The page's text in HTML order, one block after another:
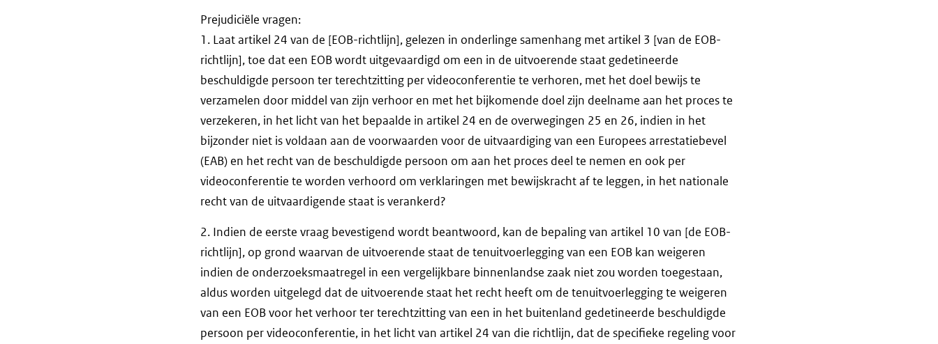
Prejudiciële vragen:
1. Laat artikel 24 van de [EOB-richtlijn], gelezen in onderlinge samenhang met artikel 3 [van de EOB-
richtlijn], toe dat een EOB wordt uitgevaardigd om een in de uitvoerende staat gedetineerde
beschuldigde persoon ter terechtzitting per videoconferentie te verhoren, met het doel bewijs te
verzamelen door middel van zijn verhoor en met het bijkomende doel zijn deelname aan het proces te
verzekeren, in het licht van het bepaalde in artikel 24 en de overwegingen 25 en 26, indien in het
bijzonder niet is voldaan aan de voorwaarden voor de uitvaardiging van een Europees arrestatiebevel
(EAB) en het recht van de beschuldigde persoon om aan het proces deel te nemen en ook per
videoconferentie te worden verhoord om verklaringen met bewijskracht af te leggen, in het nationale
recht van de uitvaardigende staat is verankerd?
2. Indien de eerste vraag bevestigend wordt beantwoord, kan de bepaling van artikel 10 van [de EOB-
richtlijn], op grond waarvan de uitvoerende staat de tenuitvoerlegging van een EOB kan weigeren
indien de onderzoeksmaatregel in een vergelijkbare binnenlandse zaak niet zou worden toegestaan,
aldus worden uitgelegd dat de uitvoerende staat het recht heeft om de tenuitvoerlegging te weigeren
van een EOB voor het verhoor ter terechtzitting van een in het buitenland gedetineerde beschuldigde
persoon per videoconferentie, in het licht van artikel 24 van die richtlijn, dat de specifieke regeling voor